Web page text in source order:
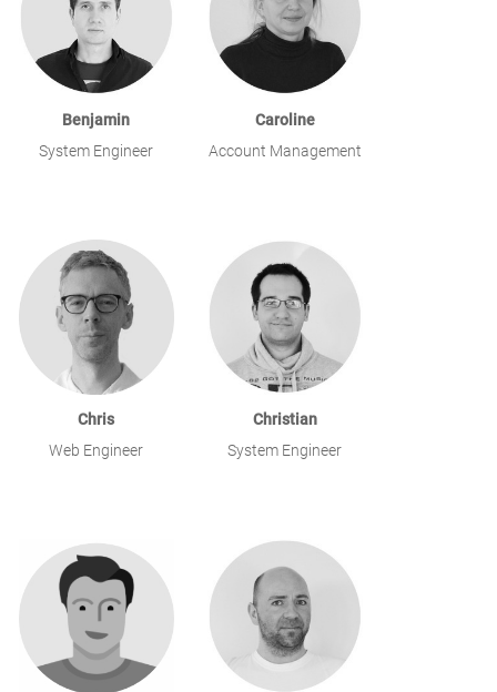
Benjamin
System Engineer
Caroline
Account Management
Chris
Web Engineer
Christian
System Engineer